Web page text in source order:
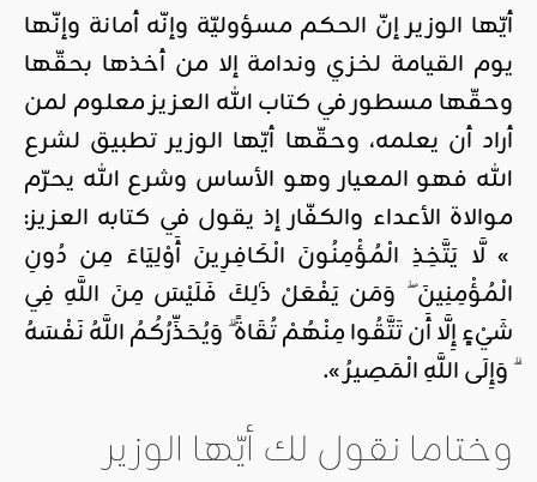
أيّها الوزير إنّ الحكم مسؤوليّة وإنّه أمانة وإنّها
يوم القيامة لخزي وندامة إلا من أخذها بحقّها
وحقّها مسطور في كتاب الله العزيز معلوم لمن
أراد أن يعلمه، وحقّها أيّها الوزير تطبيق لشرع
الله فهو المعيار وهو الأساس وشرع الله يحرّم
موالاة الأعداء والكفّار إذ يقول في كتابه العزيز:
» لَّا يَتَّخِذِ الْمُؤْمِنُونَ الْكَافِرِينَ أَوْلِيَاءَ مِن دُونِ
الْمُؤْمِنِينَ ۖ وَمَن يَفْعَلْ ذَٰلِكَ فَلَيْسَ مِنَ اللَّهِ فِي
شَيْءٍ إِلَّا أَن تَتَّقُوا مِنْهُمْ تُقَاةً ۗ وَيُحَذِّرُكُمُ اللَّهُ نَفْسَهُ
ۗ وَإِلَى اللَّهِ الْمَصِيرُ ».
وختاما نقول لك أيّها الوزير